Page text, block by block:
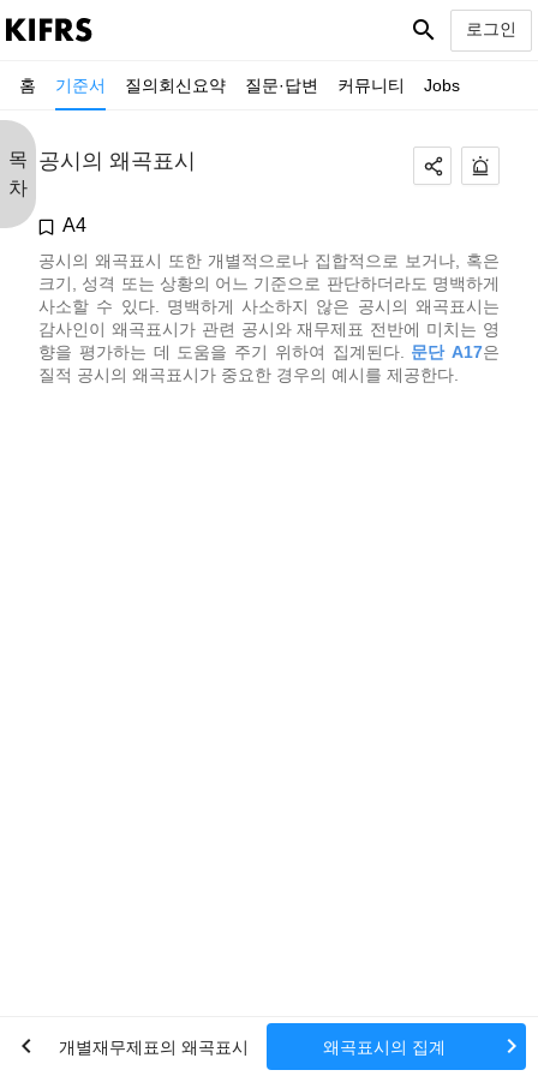
홈 기준서 질의회신요약 질문·답변 커뮤니티 Jobs
search 로그인
목
차
공시의 왜곡표시
A4
공시의 왜곡표시 또한 개별적으로나 집합적으로 보거나, 혹은
크기, 성격 또는 상황의 어느 기준으로 판단하더라도 명백하게
사소할 수 있다. 명백하게 사소하지 않은 공시의 왜곡표시는
감사인이 왜곡표시가 관련 공시와 재무제표 전반에 미치는 영
향을 평가하는 데 도움을 주기 위하여 집계된다. 문단 A17은
질적 공시의 왜곡표시가 중요한 경우의 예시를 제공한다.
chevron_left 개별재무제표의 왜곡표시 왜곡표시의 집계 chevron_right